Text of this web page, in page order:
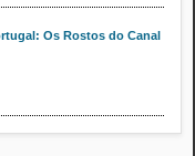
Os Rostos do Canal